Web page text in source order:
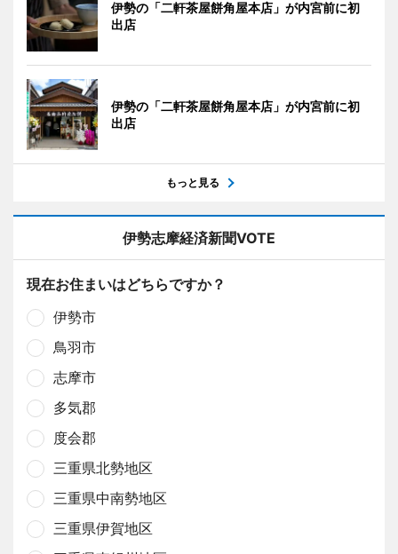
伊勢の「二軒茶屋餅角屋本店」が内宮前に初
出店
伊勢の「二軒茶屋餅角屋本店」が内宮前に初
出店
もっと見る
伊勢志摩経済新聞VOTE
現在お住まいはどちらですか？
伊勢市
鳥羽市
志摩市
多気郡
度会郡
三重県北勢地区
三重県中南勢地区
三重県伊賀地区